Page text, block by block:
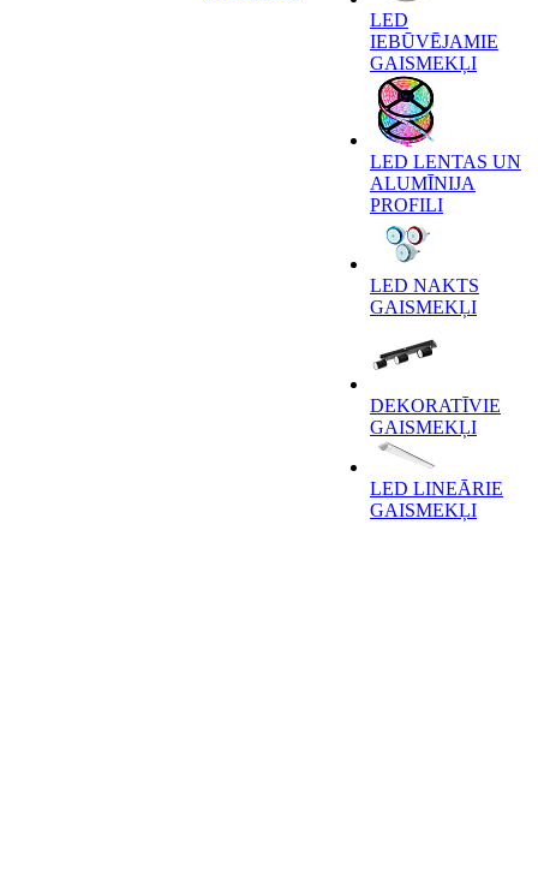
LED
IEBŪVĒJAMIE
GAISMEKĻI
LED LENTAS UN
ALUMĪNIJA
PROFILI
LED NAKTS
GAISMEKĻI
DEKORATĪVIE
GAISMEKĻI
LED LINEĀRIE
GAISMEKĻI